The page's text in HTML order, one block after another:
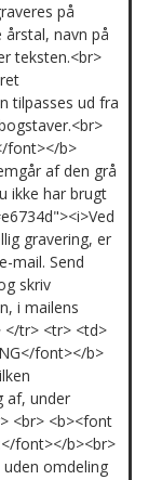
på
årstal, navn på
teksten.<br>
tilpasses ud fra
font></b>
af den grå
ikke har brugt
gravering, er
mail. Send
skriv
i mailens
tr> <tr> <td>
font></b>
af, under
<br> <b><font
font></b><br>
omdeling